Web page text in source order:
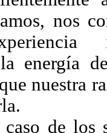
nos
energía
nuestra
de los